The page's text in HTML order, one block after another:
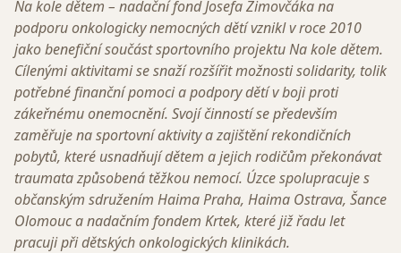
Na kole dětem – nadační fond Josefa Zimovčáka na
podporu onkologicky nemocných dětí vznikl v roce 2010
jako benefiční součást sportovního projektu Na kole dětem.
Cílenými aktivitami se snaží rozšířit možnosti solidarity, tolik
potřebné finanční pomoci a podpory dětí v boji proti
zákeřnému onemocnění. Svojí činností se především
zaměřuje na sportovní aktivity a zajištění rekondičních
pobytů, které usnadňují dětem a jejich rodičům překonávat
traumata způsobená těžkou nemocí. Úzce spolupracuje s
občanským sdružením Haima Praha, Haima Ostrava, Šance
Olomouc a nadačním fondem Krtek, které již řadu let
pracuji při dětských onkologických klinikách.